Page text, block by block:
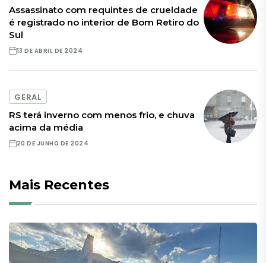
Assassinato com requintes de crueldade
é registrado no interior de Bom Retiro do
Sul
13 DE ABRIL DE 2024
GERAL
RS terá inverno com menos frio, e chuva
acima da média
20 DE JUNHO DE 2024
Mais Recentes